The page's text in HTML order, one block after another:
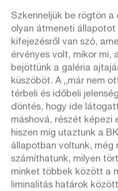
Szkenneljük be rögtön a
olyan átmeneti állapotot
kifejezésről van szó,
érvényes volt, mikor mi,
bejöttünk a galéria
küszöböt. A „már nem
térbeli és időbeli
döntés, hogy ide
máshová, részét képezi
hiszen míg utaztunk a
állapotban voltunk, még
számíthatunk, milyen
minket többek között a
liminalitás határok